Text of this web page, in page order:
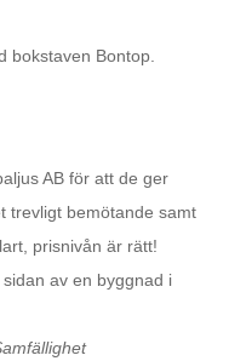
AB för att de ger
trevligt bemötande samt
prisnivån är rätt!